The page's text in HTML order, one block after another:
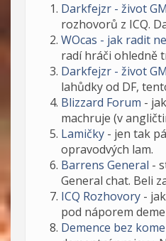
Darkfejzr - život
rozhovorů z ICQ.
WOcas - jak radit
radí hráči ohledně
Darkfejzr - život
lahůdky od DF,
Blizzard Forum -
machruje (v
Lamičky - jen tak
opravodvých lam.
Barrens General -
General chat. Beli
ICQ Rozhovory -
pod náporem
Demence bez